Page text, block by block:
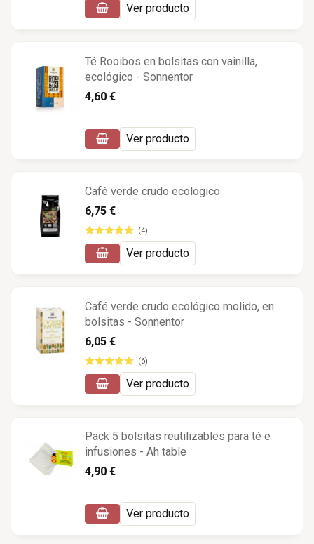
Ver producto
Té Rooibos en bolsitas con vainilla,
ecológico - Sonnentor
4,60 €
Ver producto
Café verde crudo ecológico
6,75 €
(4)
Ver producto
Café verde crudo ecológico molido, en
bolsitas - Sonnentor
6,05 €
(6)
Ver producto
Pack 5 bolsitas reutilizables para té e
infusiones - Ah table
4,90 €
Ver producto